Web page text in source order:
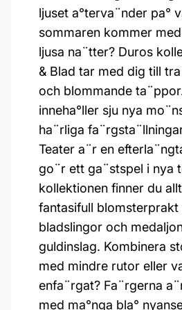
ljuset a°terva¨nder pa°
sommaren kommer
ljusa na¨tter? Duros
& Blad tar med dig till
och blommande
inneha°ller sju nya
ha¨rliga
Teater a¨r en
go¨r ett ga¨stspel i nya
kollektionen finner du
fantasifull blomsterprakt
bladslingor och
guldinslag. Kombinera
med mindre rutor eller
enfa¨rgat? Fa¨rgerna
med ma°nga bla°